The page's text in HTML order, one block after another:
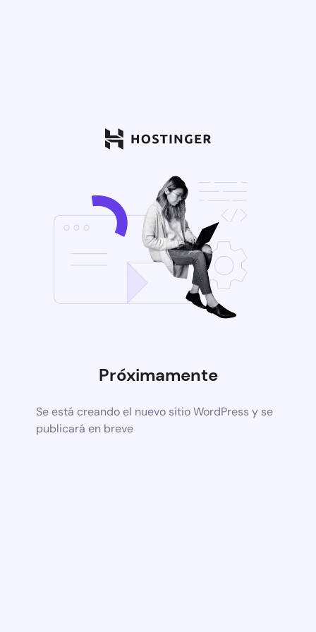
Próximamente
Se está creando el nuevo sitio WordPress y se
publicará en breve